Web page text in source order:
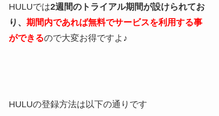
HULUでは2週間のトライアル期間が設けられてお
り、 期間内であれば無料でサービスを利用する事
ができるので大変お得ですよ♪
HULUの登録方法は以下の通りです